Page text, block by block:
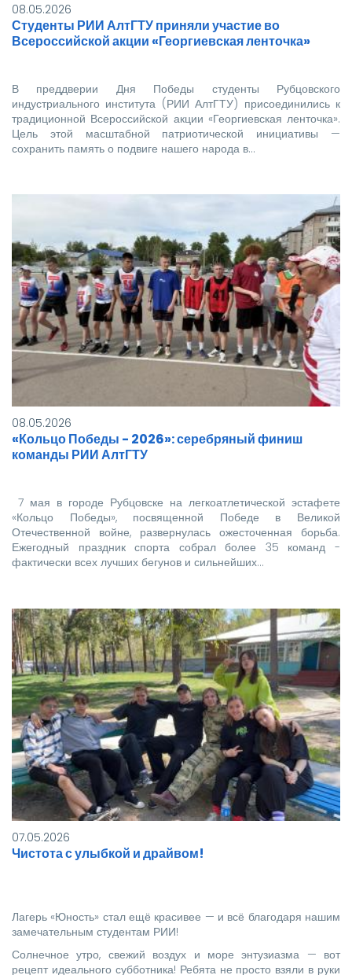
08.05.2026
Студенты РИИ АлтГТУ приняли участие во
Всероссийской акции «Георгиевская ленточка»
В преддверии Дня Победы студенты Рубцовского
индустриального института (РИИ АлтГТУ) присоединились к
традиционной Всероссийской акции «Георгиевская ленточка».
Цель этой масштабной патриотической инициативы —
сохранить память о подвиге нашего народа в…
08.05.2026
«Кольцо Победы - 2026»: серебряный финиш
команды РИИ АлтГТУ
7 мая в городе Рубцовске на легкоатлетической эстафете
«Кольцо Победы», посвященной Победе в Великой
Отечественной войне, развернулась ожесточенная борьба.
Ежегодный праздник спорта собрал более 35 команд -
фактически всех лучших бегунов и сильнейших…
07.05.2026
Чистота с улыбкой и драйвом!
Лагерь «Юность» стал ещё красивее — и всё благодаря нашим
замечательным студентам РИИ!
Солнечное утро, свежий воздух и море энтузиазма — вот
рецепт идеального субботника! Ребята не просто взяли в руки